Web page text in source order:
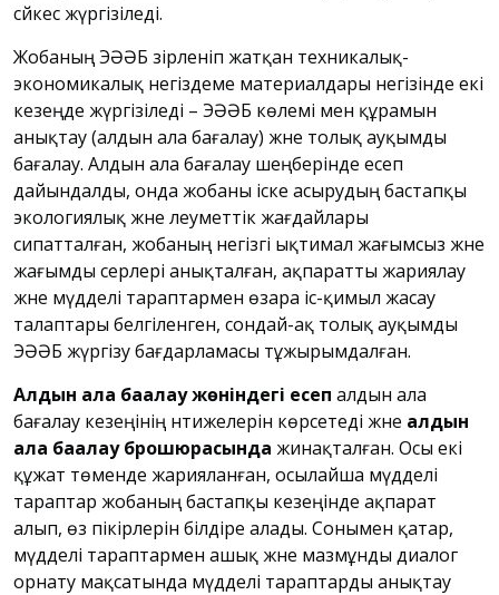
сәйкес жүргізіледі.
Жобаның ЭӘӘБ әзірленіп жатқан техникалық-
экономикалық негіздеме материалдары негізінде екі
кезеңде жүргізіледі – ЭӘӘБ көлемі мен құрамын
анықтау (алдын ала бағалау) және толық ауқымды
бағалау. Алдын ала бағалау шеңберінде есеп
дайындалды, онда жобаны іске асырудың бастапқы
экологиялық және әлеуметтік жағдайлары
сипатталған, жобаның негізгі ықтимал жағымсыз және
жағымды әсерлері анықталған, ақпаратты жариялау
және мүдделі тараптармен өзара іс-қимыл жасау
талаптары белгіленген, сондай-ақ толық ауқымды
ЭӘӘБ жүргізу бағдарламасы тұжырымдалған.
Алдын ала бағалау жөніндегі есеп алдын ала
бағалау кезеңінің нәтижелерін көрсетеді және алдын
ала бағалау брошюрасында жинақталған. Осы екі
құжат төменде жарияланған, осылайша мүдделі
тараптар жобаның бастапқы кезеңінде ақпарат
алып, өз пікірлерін білдіре алады. Сонымен қатар,
мүдделі тараптармен ашық және мазмұнды диалог
орнату мақсатында мүдделі тараптарды анықтау